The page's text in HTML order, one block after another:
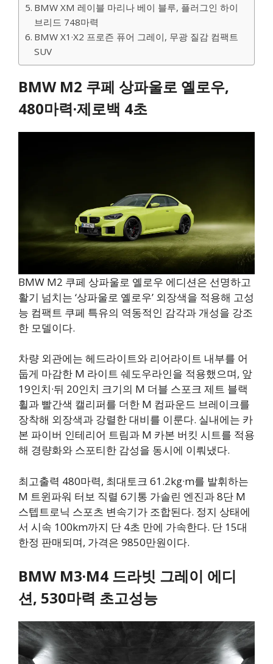
BMW XM 레이블 마리나 베이 블루, 플러그인 하이
브리드 748마력
BMW X1·X2 프로즌 퓨어 그레이, 무광 질감 컴팩트
SUV
BMW M2 쿠페 상파울로 옐로우,
480마력·제로백 4초
BMW M2 쿠페 상파울로 옐로우 에디션은 선명하고
활기 넘치는 ‘상파울로 옐로우’ 외장색을 적용해 고성
능 컴팩트 쿠페 특유의 역동적인 감각과 개성을 강조
한 모델이다.
차량 외관에는 헤드라이트와 리어라이트 내부를 어
둡게 마감한 M 라이트 쉐도우라인을 적용했으며, 앞
19인치·뒤 20인치 크기의 M 더블 스포크 제트 블랙
휠과 빨간색 캘리퍼를 더한 M 컴파운드 브레이크를
장착해 외장색과 강렬한 대비를 이룬다. 실내에는 카
본 파이버 인테리어 트림과 M 카본 버킷 시트를 적용
해 경량화와 스포티한 감성을 동시에 이뤄냈다.
최고출력 480마력, 최대토크 61.2kg·m를 발휘하는
M 트윈파워 터보 직렬 6기통 가솔린 엔진과 8단 M
스텝트로닉 스포츠 변속기가 조합된다. 정지 상태에
서 시속 100km까지 단 4초 만에 가속한다. 단 15대
한정 판매되며, 가격은 9850만원이다.
BMW M3·M4 드라빗 그레이 에디
션, 530마력 초고성능